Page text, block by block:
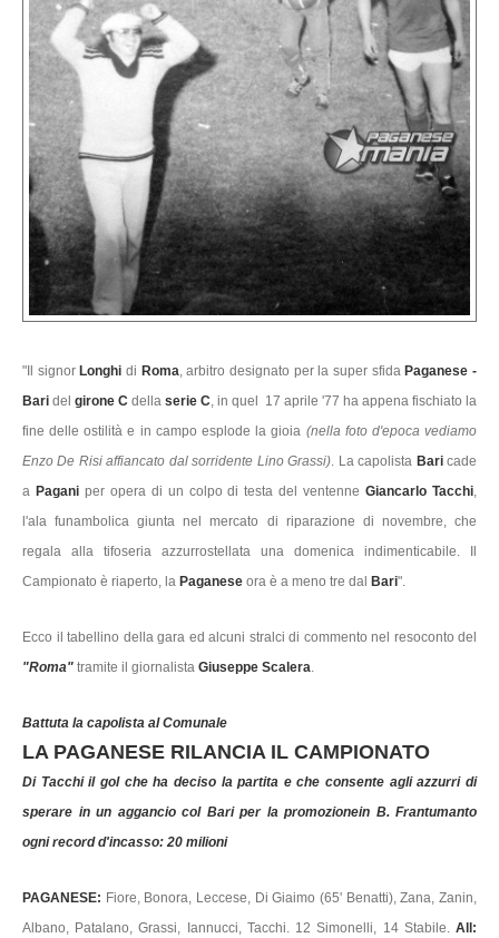
"Il signor Longhidi Roma, arbitro designato per la super sfida Paganese -
Bari del girone C della serie C, in quel 17 aprile '77 ha appena fischiato la
fine delle ostilità e in campo esplode la gioia (nella foto d'epoca vediamo
Enzo De Risi affiancato dal sorridente Lino Grassi). La capolista Baricade
a Pagani per opera di un colpo di testa del ventenneGiancarlo Tacchi,
l'ala funambolica giunta nel mercato di riparazione di novembre, che
regala alla tifoseria azzurrostellata una domenica indimenticabile. Il
Campionato è riaperto, la Paganese ora è a meno tre dal Bari".
Ecco il tabellino della gara ed alcuni stralci di commento nel resoconto del
"Roma" tramite il giornalista Giuseppe Scalera.
Battuta la capolista al Comunale
LA PAGANESE RILANCIA IL CAMPIONATO
Di Tacchi il gol che ha deciso la partita e che consente agli azzurri di
sperare in un aggancio col Bari per la promozionein B. Frantumanto
ogni record d'incasso: 20 milioni
PAGANESE: Fiore, Bonora, Leccese, Di Giaimo (65' Benatti), Zana, Zanin,
Albano, Patalano, Grassi, Iannucci, Tacchi. 12 Simonelli, 14 Stabile. All: